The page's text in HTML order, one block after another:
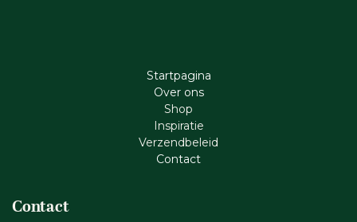
Startpagina
Ove​r​ ons
Shop
Inspiratie
Verzendbeleid
Cont​act
Contact